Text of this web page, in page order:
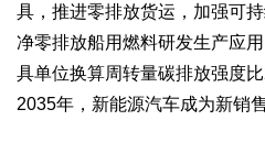
具，推进零排放货运，加强可
净零排放船用燃料研发生产应
具单位换算周转量碳排放强度
2035年，新能源汽车成为新销